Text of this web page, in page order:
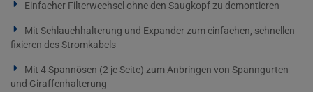
Einfacher Filterwechsel ohne den Saugkopf zu demontieren
Mit Schlauchhalterung und Expander zum einfachen, schnellen
fixieren des Stromkabels
Mit 4 Spannösen (2 je Seite) zum Anbringen von Spanngurten
und Giraffenhalterung